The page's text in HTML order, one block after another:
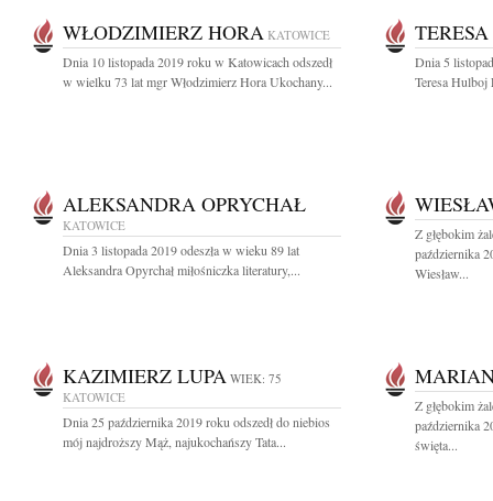
WŁODZIMIERZ HORA KATOWICE
Dnia 10 listopada 2019 roku w Katowicach odszedł
w wielku 73 lat mgr Włodzimierz Hora Ukochany...
Dnia 5
Teresa
ALEKSANDRA OPRYCHAŁ
KATOWICE
Dnia 3 listopada 2019 odeszła w wieku 89 lat
Aleksandra Opyrchał miłośniczka literatury,...
Z głębokim
października
Wiesław...
KAZIMIERZ LUPA WIEK: 75
KATOWICE
Dnia 25 października 2019 roku odszedł do niebios
mój najdroższy Mąż, najukochańszy Tata...
Z głębokim
października
święta...